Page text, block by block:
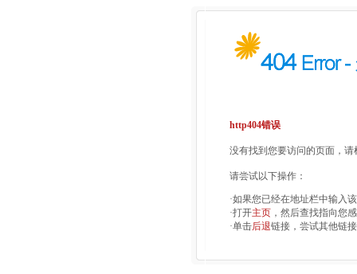
http404错误
没有找到您要访问的页面，
请尝试以下操作：
·如果您已经在地址栏中输入
·打开主页 ，然后查找指向您
·单击后退链接，尝试其他链